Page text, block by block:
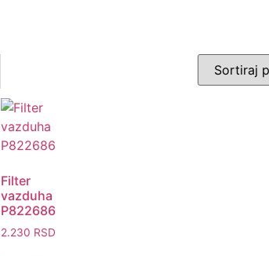
Filter
vazduha
P822686
2.230 RSD